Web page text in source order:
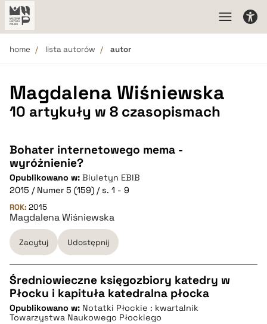
home lista autorów autor
Magdalena Wiśniewska
10 artykuły w 8 czasopismach
Bohater internetowego mema -
wyróżnienie?
Opublikowano w: Biuletyn EBIB
2015 / Numer 5 (159) / s. 1 - 9
ROK: 2015
Magdalena Wiśniewska
Zacytuj Udostępnij
CZYSTY TEKST
Średniowieczne księgozbiory katedry w
Płocku i kapituła katedralna płocka
Opublikowano w: Notatki Płockie : kwartalnik
Towarzystwa Naukowego Płockiego